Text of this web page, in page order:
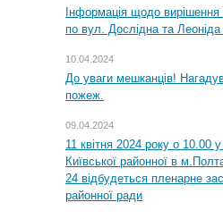
Інформація щодо
по вул. Дослідна та Леоніда
10.04.2024
До уваги мешканців!
пожеж.
09.04.2024
11 квітня 2024 року о 10.00
Київської районної в
24 відбудеться пленарне
районної ради